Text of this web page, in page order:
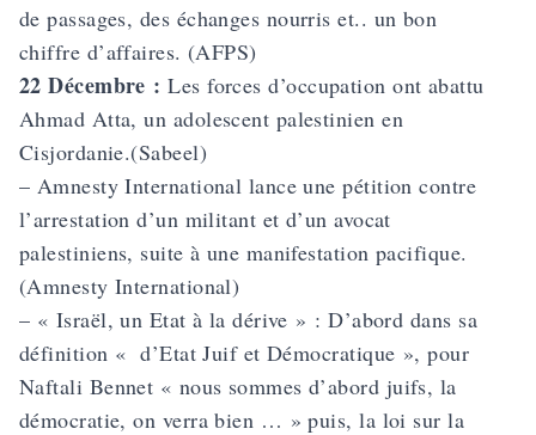
de passages, des échanges nourris et.. un bon
chiffre d’affaires. (AFPS)
22 Décembre : Les forces d’occupation ont abattu
Ahmad Atta, un adolescent palestinien en
Cisjordanie.(Sabeel)
– Amnesty International lance une pétition contre
l’arrestation d’un militant et d’un avocat
palestiniens, suite à une manifestation pacifique.
(Amnesty International)
– « Israël, un Etat à la dérive » : D’abord dans sa
définition « d’Etat Juif et Démocratique », pour
Naftali Bennet « nous sommes d’abord juifs, la
démocratie, on verra bien … » puis, la loi sur la